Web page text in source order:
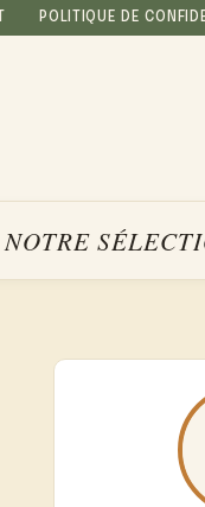
POLITIQUE DE
NOTRE